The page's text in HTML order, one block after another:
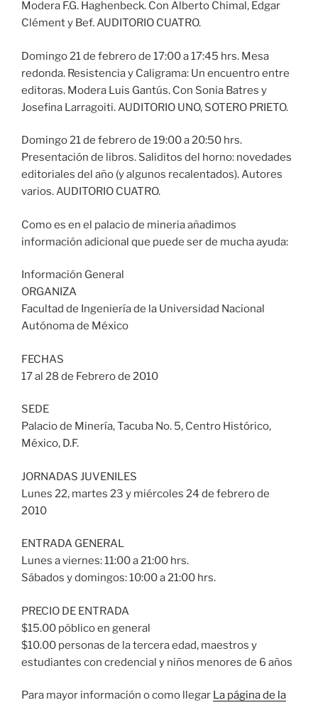
Modera F.G. Haghenbeck. Con Alberto Chimal, Edgar
Clément y Bef. AUDITORIO CUATRO.
Domingo 21 de febrero de 17:00 a 17:45 hrs. Mesa
redonda. Resistencia y Caligrama: Un encuentro entre
editoras. Modera Luis Gantús. Con Sonia Batres y
Josefina Larragoiti. AUDITORIO UNO, SOTERO PRIETO.
Domingo 21 de febrero de 19:00 a 20:50 hrs.
Presentación de libros. Saliditos del horno: novedades
editoriales del año (y algunos recalentados). Autores
varios. AUDITORIO CUATRO.
Como es en el palacio de mineria añadimos
información adicional que puede ser de mucha ayuda:
Información General
ORGANIZA
Facultad de Ingeniería de la Universidad Nacional
Autónoma de México
FECHAS
17 al 28 de Febrero de 2010
SEDE
Palacio de Minería, Tacuba No. 5, Centro Histórico,
México, D.F.
JORNADAS JUVENILES
Lunes 22, martes 23 y miércoles 24 de febrero de
2010
ENTRADA GENERAL
Lunes a viernes: 11:00 a 21:00 hrs.
Sábados y domingos: 10:00 a 21:00 hrs.
PRECIO DE ENTRADA
$15.00 póblico en general
$10.00 personas de la tercera edad, maestros y
estudiantes con credencial y niños menores de 6 años
Para mayor información o como llegar La página de la